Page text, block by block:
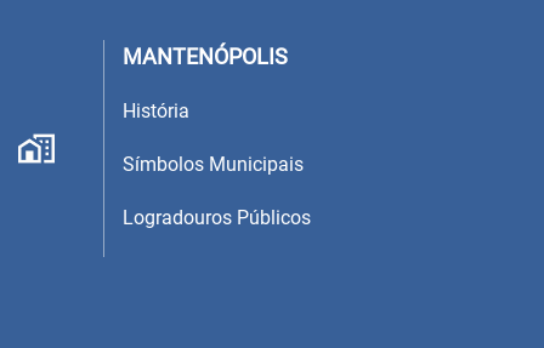
MANTENÓPOLIS
História
Símbolos Municipais
Logradouros Públicos